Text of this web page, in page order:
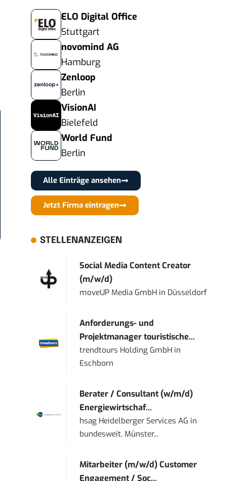
ELO Digital Office
Stuttgart
novomind AG
Hamburg
Zenloop
Berlin
VisionAI
Bielefeld
World Fund
Berlin
Alle Einträge ansehen
Jetzt Firma eintragen
STELLENANZEIGEN
Social Media Content Creator
(m/w/d)
moveUP Media GmbH in Düsseldorf
Anforderungs- und
Projektmanager touristische...
trendtours Holding GmbH in
Eschborn
Berater / Consultant (w/m/d)
Energiewirtschaf...
hsag Heidelberger Services AG in
bundesweit, Münster...
Mitarbeiter (m/w/d) Customer
Engagement / Soc...